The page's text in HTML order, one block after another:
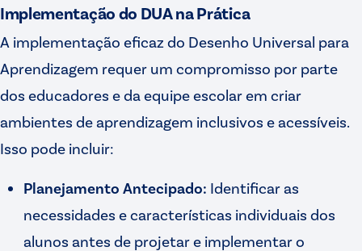
Implementação do DUA na Prática
A implementação eficaz do Desenho Universal para
Aprendizagem requer um compromisso por parte
dos educadores e da equipe escolar em criar
ambientes de aprendizagem inclusivos e acessíveis.
Isso pode incluir:
Planejamento Antecipado: Identificar as
necessidades e características individuais dos
alunos antes de projetar e implementar o